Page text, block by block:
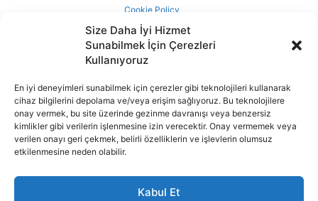
Size Daha İyi Hizmet
Sunabilmek İçin Çerezleri
Kullanıyoruz
En iyi deneyimleri sunabilmek için çerezler gibi teknolojileri kullanarak
cihaz bilgilerini depolama ve/veya erişim sağlıyoruz. Bu teknolojilere
onay vermek, bu site üzerinde gezinme davranışı veya benzersiz
kimlikler gibi verilerin işlenmesine izin verecektir. Onay vermemek veya
verilen onayı geri çekmek, belirli özelliklerin ve işlevlerin olumsuz
etkilenmesine neden olabilir.
Kabul Et
İnternet portalımızda yer alan tüm haber metini, resim ve benzeri
içeriğin hakları Sigortamedya Yayıncılık A.Ş.'ye aittir. Hiçbir şekilde
basılı ya da elektronik bir ortamda, kaynak gösterilse bile izin
alınmadan kullanılamaz.